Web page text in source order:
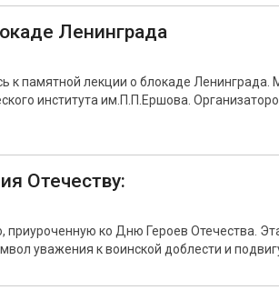
Ленинграда
к памятной лекции о блокаде Ленинграда.
института им.П.П.Ершова.
Отечеству:
приуроченную ко Дню Героев Отечества.
уважения к воинской доблести и